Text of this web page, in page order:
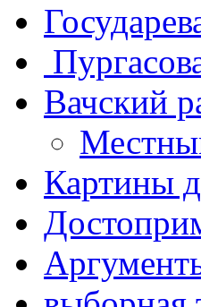
Вачский
Картины